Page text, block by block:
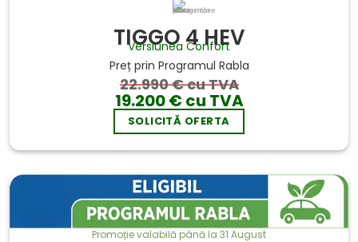
Imaginile sunt cu titlu de prezentare
TIGGO 4 HEV
Versiunea Confort
Preț prin Programul Rabla
22.990 € cu TVA
19.200 € cu TVA
SOLICITĂ OFERTA
Promoție valabilă până la 31 August